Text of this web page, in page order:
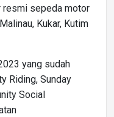
resmi sepeda motor
Kukar, Kutim
yang sudah
Riding, Sunday
Social